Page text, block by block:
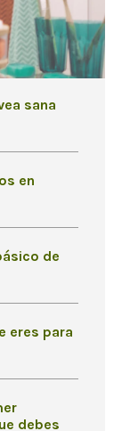
sana
en
de
eres para
debes